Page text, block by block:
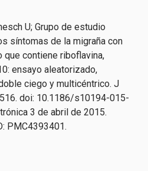
U; Grupo de estudio
síntomas de la migraña con
que contiene riboflavina,
ensayo aleatorizado,
ciego y multicéntrico. J
doi: 10.1186/s10194-015-
3 de abril de 2015.
PMC4393401.